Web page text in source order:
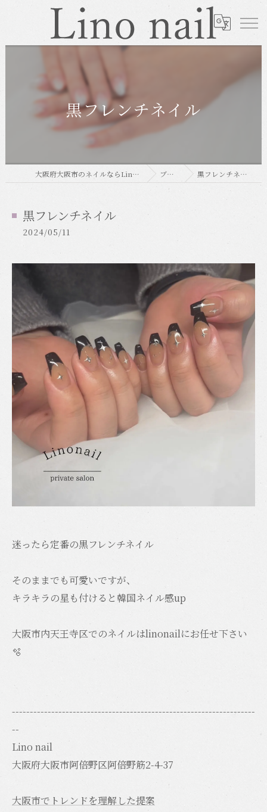
黒フレンチネイル
大阪府大阪市のネイルならLino nail ブログ 黒フレンチネイル
黒フレンチネイル
2024/05/11
迷ったら定番の黒フレンチネイル
そのままでも可愛いですが、
キラキラの星も付けると韓国ネイル感up
大阪市内天王寺区でのネイルはlinonailにお任せ下さい️
🫧
--------------------------------------------------------------------
--
Lino nail
大阪府大阪市阿倍野区阿倍野筋2-4-37
大阪市でトレンドを理解した提案